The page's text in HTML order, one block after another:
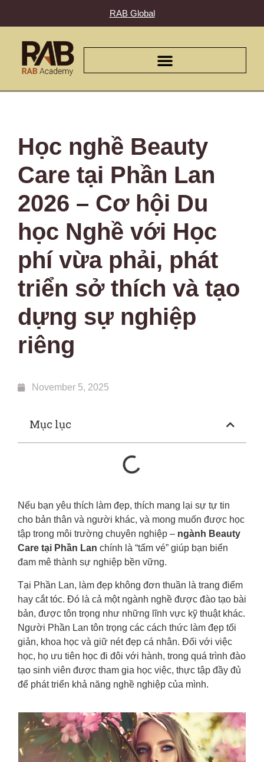
RAB Global
Học nghề Beauty
Care tại Phần Lan
2026 – Cơ hội Du
học Nghề với Học
phí vừa phải, phát
triển sở thích và tạo
dựng sự nghiệp
riêng
November 5, 2025
Mục lục
Nếu bạn yêu thích làm đẹp, thích mang lại sự tự tin
cho bản thân và người khác, và mong muốn được học
tập trong môi trường chuyên nghiệp – ngành Beauty
Care tại Phần Lan chính là “tấm vé” giúp bạn biến
đam mê thành sự nghiệp bền vững.
Tại Phần Lan, làm đẹp không đơn thuần là trang điểm
hay cắt tóc. Đó là cả một ngành nghề được đào tạo bài
bản, được tôn trọng như những lĩnh vực kỹ thuật khác.
Người Phần Lan tôn trọng các cách thức làm đẹp tối
giản, khoa học và giữ nét đẹp cá nhân. Đối với việc
học, họ ưu tiên học đi đôi với hành, trong quá trình đào
tạo sinh viên được tham gia học việc, thực tập đầy đủ
để phát triển khả năng nghề nghiệp của mình.